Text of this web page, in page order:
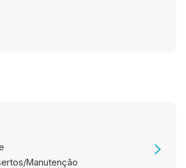
Manutenção